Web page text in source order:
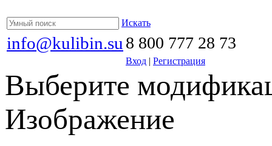
Искать
info@kulibin.su 8 800 777 28 73
Вход | Регистрация
Выберите
Изображение